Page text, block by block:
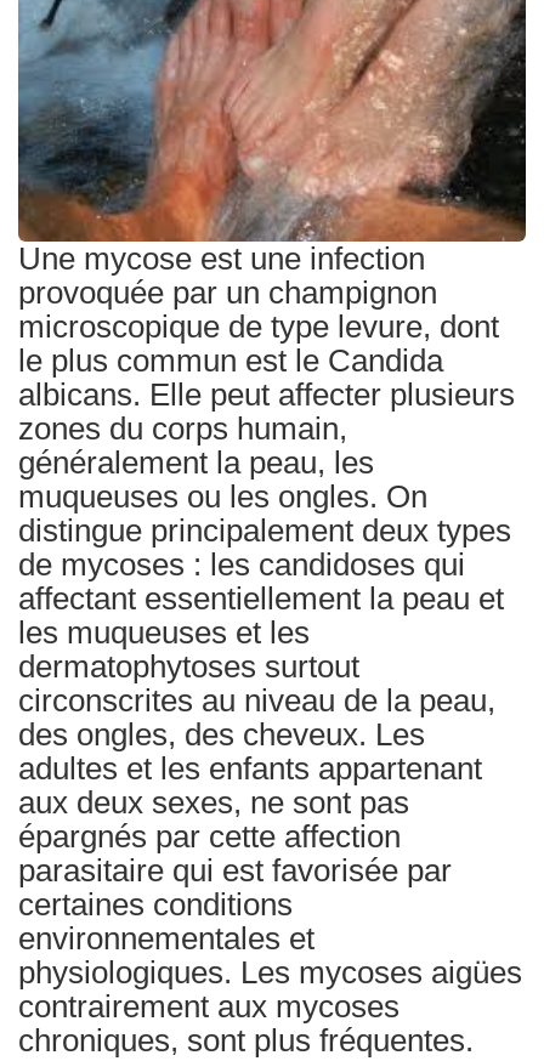
Une mycose est une infection
provoquée par un champignon
microscopique de type levure, dont
le plus commun est le Candida
albicans. Elle peut affecter plusieurs
zones du corps humain,
généralement la peau, les
muqueuses ou les ongles. On
distingue principalement deux types
de mycoses : les candidoses qui
affectant essentiellement la peau et
les muqueuses et les
dermatophytoses surtout
circonscrites au niveau de la peau,
des ongles, des cheveux. Les
adultes et les enfants appartenant
aux deux sexes, ne sont pas
épargnés par cette affection
parasitaire qui est favorisée par
certaines conditions
environnementales et
physiologiques. Les mycoses aigües
contrairement aux mycoses
chroniques, sont plus fréquentes.